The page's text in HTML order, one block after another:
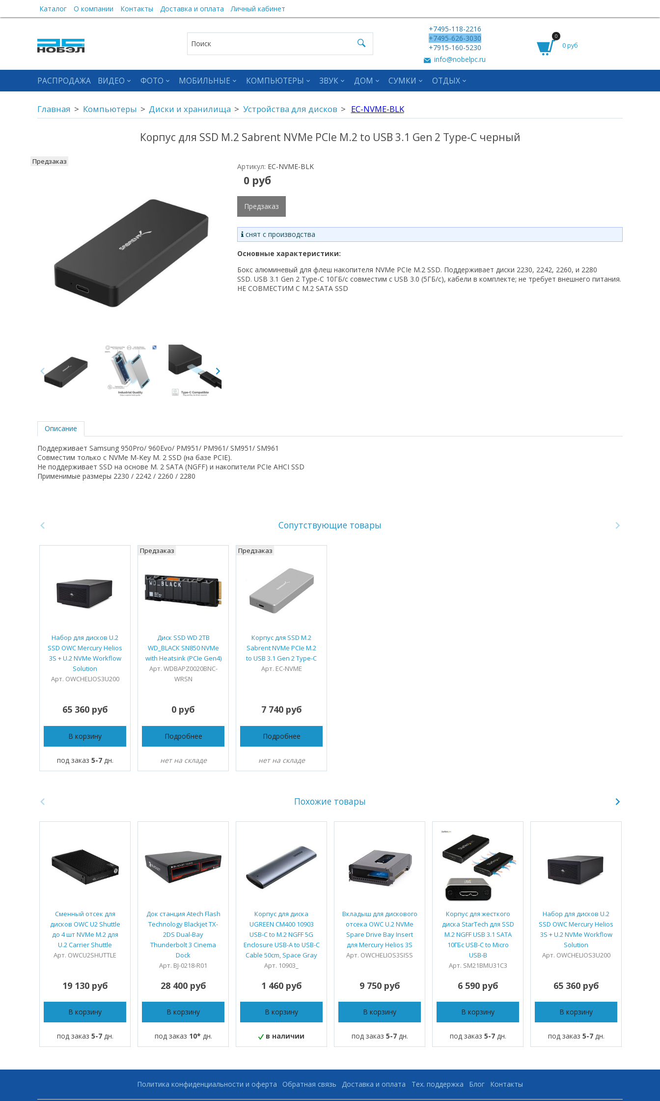
Каталог О компании Контакты Доставка и оплата Личный кабинет
+7495-118-2216
+7495-626-3030
+7915-160-5230
info@nobelpc.ru
0
0 руб
РАСПРОДАЖА ВИДЕО ФОТО МОБИЛЬНЫЕ КОМПЬЮТЕРЫ ЗВУК ДОМ СУМКИ ОТДЫХ
Главная Компьютеры Диски и хранилища Устройства для дисков EC-NVME-BLK
Корпус для SSD M.2 Sabrent NVMe PCIe M.2 to USB 3.1 Gen 2 Type-C черный
Предзаказ
Артикул: EC-NVME-BLK
0 руб
Предзаказ
снят с производства
Основные характеристики:
Бокс алюминевый для флеш накопителя NVMe PCIe M.2 SSD. Поддерживает диски 2230, 2242, 2260, и 2280
SSD. USB 3.1 Gen 2 Type-C 10ГБ/с совместим сUSB 3.0 (5ГБ/с), кабели в комплекте; не требует внешнего питания.
НЕ СОВМЕСТИМ С M.2 SATA SSD
Описание
Поддерживает Samsung 950Pro/ 960Evo/ PM951/ PM961/ SM951/ SM961
Совместим только c NVMe M-Key M. 2 SSD (на базе PCIE).
Не поддерживает SSD на основе M. 2 SATA (NGFF) и накопители PCIe AHCI SSD
Применимые размеры 2230 / 2242 / 2260 / 2280
Сопутствующие товары
Набор для дисков U.2
SSD OWC Mercury Helios
3S + U.2 NVMe Workflow
Solution
Арт. OWCHELIOS3U200
65 360 руб
В корзину
под заказ 5-7дн.
Диск SSD WD 2TB
WD_BLACK SN850 NVMe
with Heatsink (PCIe Gen4)
Арт. WDBAPZ0020BNC-
WRSN
Предзаказ
0 руб
Подробнее
нет на складе
Корпус для SSD M.2
Sabrent NVMe PCIe M.2
to USB 3.1 Gen 2 Type-C
Арт. EC-NVME
Предзаказ
7 740 руб
Подробнее
нет на складе
Похожие товары
Сменный отсек для
дисков OWC U2 Shuttle
до 4 шт NVMe M.2 для
U.2 Carrier Shuttle
Арт. OWCU2SHUTTLE
19 130 руб
В корзину
под заказ 5-7дн.
Док станция Atech Flash
Technology Blackjet TX-
2DS Dual-Bay
Thunderbolt 3 Cinema
Dock
Арт. BJ-0218-R01
28 400 руб
В корзину
под заказ 10* дн.
Корпус для диска
UGREEN CM400 10903
USB-C to M.2 NGFF 5G
Enclosure USB-A to USB-C
Cable 50cm, Space Gray
Арт. 10903_
1 460 руб
В корзину
в наличии
Вкладыш для дискового
отсека OWC U.2 NVMe
Spare Drive Bay Insert
для Mercury Helios 3S
Арт. OWCHELIOS3SISS
9 750 руб
В корзину
под заказ 5-7дн.
Корпус для жесткого
диска StarTech для SSD
M.2 NGFF USB 3.1 SATA
10ГБс USB-C to Micro
USB-B
Арт. SM21BMU31C3
6 590 руб
В корзину
под заказ 5-7дн.
Набор для дисков U.2
SSD OWC Mercury Helios
3S + U.2 NVMe Workflow
Solution
Арт. OWCHELIOS3U200
65 360 руб
В корзину
под заказ 5-7дн.
Политика конфиденциальности и оферта Обратная связь Доставка и оплата Тех. поддержка Блог Контакты